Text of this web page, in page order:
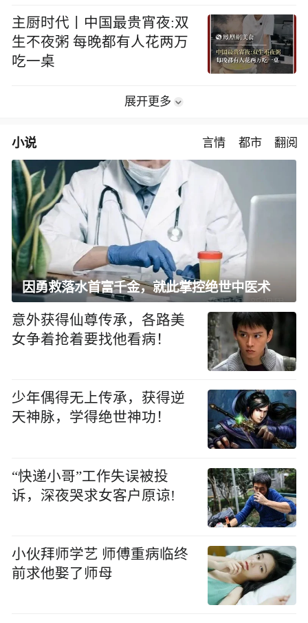
主厨时代丨中国最贵宵夜:双
生不夜粥 每晚都有人花两万
吃一桌
展开更多
小说 言情 都市 翻阅
因勇救落水首富千金，就此掌控绝世中医术
意外获得仙尊传承，各路美
女争着抢着要找他看病！
少年偶得无上传承，获得逆
天神脉，学得绝世神功！
“快递小哥”工作失误被投
诉，深夜哭求女客户原谅!
小伙拜师学艺 师傅重病临终
前求他娶了师母